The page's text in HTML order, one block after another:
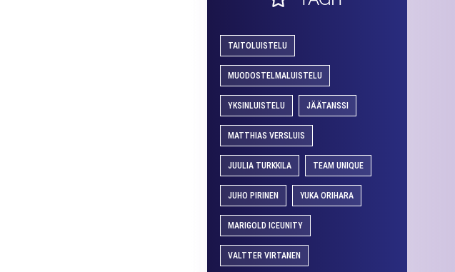
TAITOLUISTELU
MUODOSTELMALUISTELU
YKSINLUISTELU JÄÄTANSSI
MATTHIAS VERSLUIS
JUULIA TURKKILA TEAM UNIQUE
JUHO PIRINEN YUKA ORIHARA
MARIGOLD ICEUNITY
VALTTER VIRTANEN